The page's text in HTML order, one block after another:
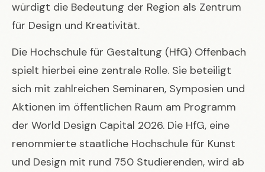
würdigt die Bedeutung der Region als Zentrum
für Design und Kreativität.
Die Hochschule für Gestaltung (HfG) Offenbach
spielt hierbei eine zentrale Rolle. Sie beteiligt
sich mit zahlreichen Seminaren, Symposien und
Aktionen im öffentlichen Raum am Programm
der World Design Capital 2026. Die HfG, eine
renommierte staatliche Hochschule für Kunst
und Design mit rund 750 Studierenden, wird ab